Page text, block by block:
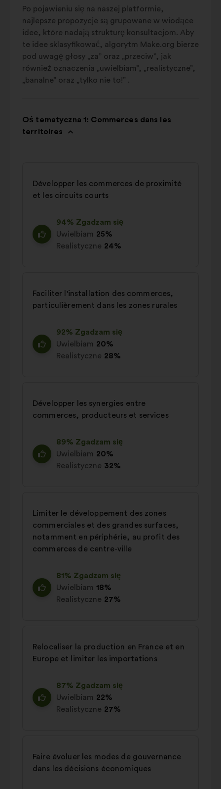
Po pojawieniu się na naszej platformie,
najlepsze propozycje są grupowane w wiodące
idee, które nadają strukturę konsultacjom. Aby
te idee sklasyfikować, algorytm Make.org bierze
pod uwagę głosy „za” oraz „przeciw”, jak
również oznaczenia „uwielbiam”, „realistyczne”,
„banalne” oraz „tylko nie to!” .
Oś tematyczna 1: Commerces dans les
territoires
Développer les commerces de proximité
et les circuits courts
94% Zgadzam się
Uwielbiam 25%
Realistyczne 24%
Faciliter l'installation des commerces,
particulièrement dans les zones rurales
92% Zgadzam się
Uwielbiam 20%
Realistyczne 28%
Développer les synergies entre
commerces, producteurs et services
89% Zgadzam się
Uwielbiam 20%
Realistyczne 32%
Limiter le développement des zones
commerciales et des grandes surfaces,
notamment en périphérie, au profit des
commerces de centre-ville
81% Zgadzam się
Uwielbiam 18%
Realistyczne 27%
Relocaliser la production en France et en
Europe et limiter les importations
87% Zgadzam się
Uwielbiam 22%
Realistyczne 27%
Faire évoluer les modes de gouvernance
dans les décisions économiques